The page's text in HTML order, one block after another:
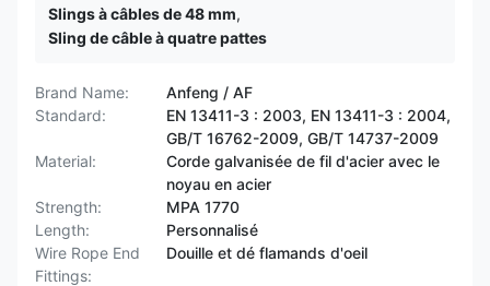
Slings à câbles de 48 mm,
Sling de câble à quatre pattes
Brand Name:
Anfeng / AF
Standard:
EN 13411-3 : 2003, EN 13411-3 : 2004,
GB/T 16762-2009, GB/T 14737-2009
Material:
Corde galvanisée de fil d'acier avec le
noyau en acier
Strength:
MPA 1770
Length:
Personnalisé
Wire Rope End
Fittings:
Douille et dé flamands d'oeil